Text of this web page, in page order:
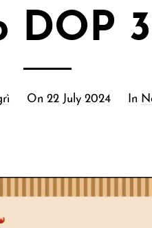
DOP
On22 July 2024 In